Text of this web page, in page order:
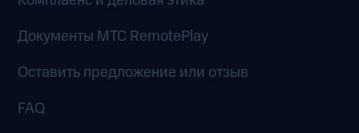
Документы MTC RemotePlay
Оставить предложение или отзыв
FAQ